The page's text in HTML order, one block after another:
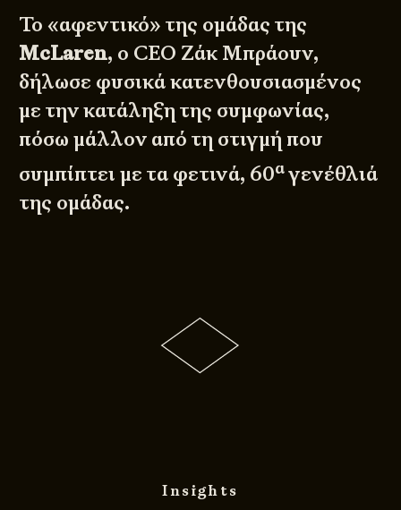
Το «αφεντικό» της ομάδας της
McLaren, ο CEO Ζάκ Μπράουν,
δήλωσε φυσικά κατενθουσιασμένος
με την κατάληξη της συμφωνίας,
πόσω μάλλον από τη στιγμή που
συμπίπτει με τα φετινά, 60αγενέθλιά
της ομάδας.
Insights